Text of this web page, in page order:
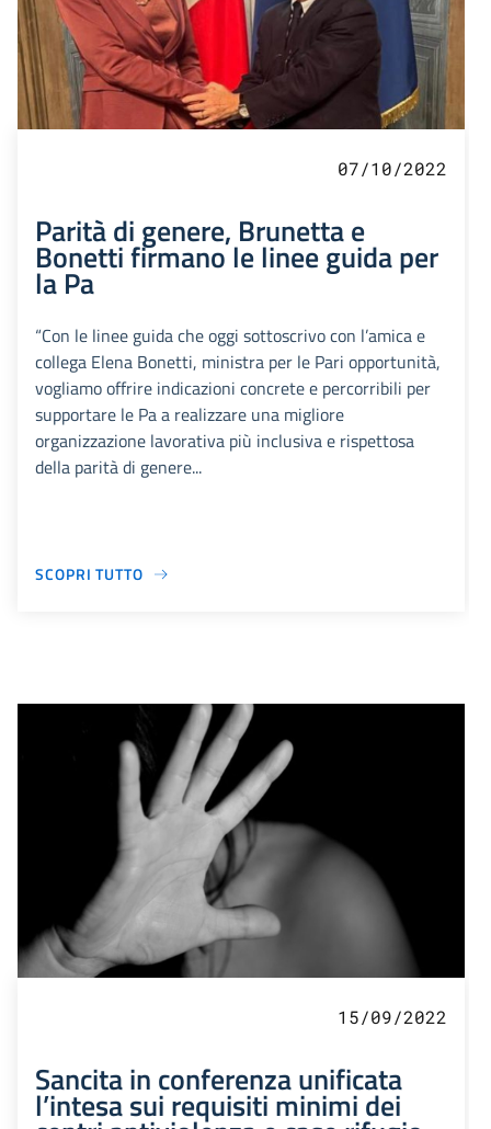
07/10/2022
Parità di genere, Brunetta e
Bonetti firmano le linee guida per
la Pa
“Con le linee guida che oggi sottoscrivo con l’amica e
collega Elena Bonetti, ministra per le Pari opportunità,
vogliamo offrire indicazioni concrete e percorribili per
supportare le Pa a realizzare una migliore
organizzazione lavorativa più inclusiva e rispettosa
della parità di genere...
SCOPRI TUTTO
15/09/2022
Sancita in conferenza unificata
l’intesa sui requisiti minimi dei